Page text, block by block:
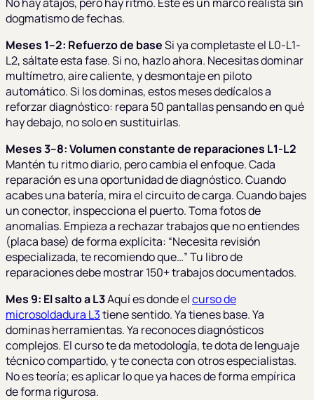
dogmatismo de fechas.
Meses 1–2: Refuerzo de baseSi ya completaste el L0-L1-
L2, sáltate esta fase. Si no, hazlo ahora. Necesitas dominar
multímetro, aire caliente, y desmontaje en piloto
automático. Si los dominas, estos meses dedícalos a
reforzar diagnóstico: repara 50 pantallas pensando en qué
hay debajo, no solo en sustituirlas.
Meses 3–8: Volumen constante de reparaciones L1-L2
Mantén tu ritmo diario, pero cambia el enfoque. Cada
reparación es una oportunidad de diagnóstico. Cuando
acabes una batería, mira el circuito de carga. Cuando bajes
un conector, inspecciona el puerto. Toma fotos de
anomalías. Empieza a rechazar trabajos que no entiendes
(placa base) de forma explícita: “Necesita revisión
especializada, te recomiendo que…” Tu libro de
reparaciones debe mostrar 150+ trabajos documentados.
Mes 9: El salto a L3Aquí es donde elcurso de
microsoldadura L3tiene sentido. Ya tienes base. Ya
dominas herramientas. Ya reconoces diagnósticos
complejos. El curso te da metodología, te dota de lenguaje
técnico compartido, y te conecta con otros especialistas.
No es teoría; es aplicar lo que ya haces de forma empírica
de forma rigurosa.